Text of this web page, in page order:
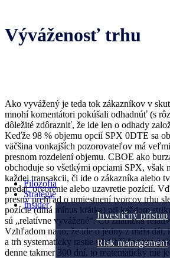
Investičný prístup
Risk management
Filozofia
Stratégie
Insider
Výváženosť trhu
Ako vyvážený je teda tok zákazníkov v
mnohí komentátori pokúšali odhadnúť (s
dôležité zdôrazniť, že ide len o odhady
Keďže 98 % objemu opcií SPX 0DTE sa
väčšina vonkajších pozorovateľov má
presnom rozdelení objemu. CBOE ako
obchoduje so všetkými opciami SPX, však
každej transakcii, či ide o zákazníka alebo
predaj, otvorenie alebo uzavretie pozícií.
presný prehľad o umiestnení tvorcov trhu
pozície (dlhá mínus krátka) pri každom
sú „relatívne vyvážené“. Čo znamená
Vzhľadom na to, že ide o jedny z mála dát,
a trh systematicky rastie už dlhší čas bez
denne takmer 300 dní, to matematicky nie